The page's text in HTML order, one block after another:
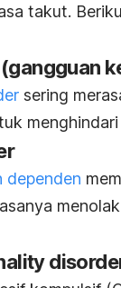
takut.
(gangguan
sering
dependen